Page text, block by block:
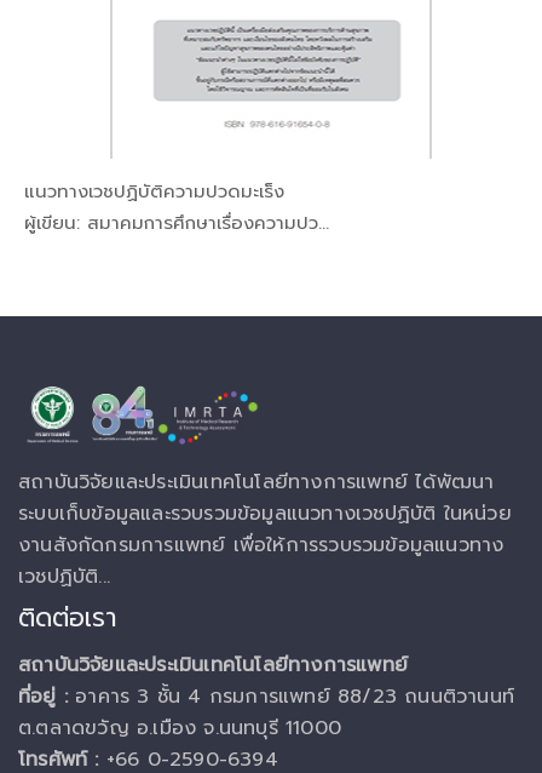
แนวทางเวชปฏิบัติความปวดมะเร็ง
ผู้เขียน: สมาคมการศึกษาเรื่องความปว...
In โรคมะเร...
สถาบันวิจัยและประเมินเทคโนโลยีทางการแพทย์ ได้พัฒนา
ระบบเก็บข้อมูลและรวบรวมข้อมูลแนวทางเวชปฏิบัติ ในหน่วย
งานสังกัดกรมการแพทย์ เพื่อให้การรวบรวมข้อมูลแนวทาง
เวชปฏิบัติ...
ติดต่อเรา
สถาบันวิจัยและประเมินเทคโนโลยีทางการแพทย์
ที่อยู่ : อาคาร 3 ชั้น 4 กรมการแพทย์ 88/23 ถนนติวานนท์
ต.ตลาดขวัญ อ.เมือง จ.นนทบุรี 11000
โทรศัพท์ : +66 0-2590-6394